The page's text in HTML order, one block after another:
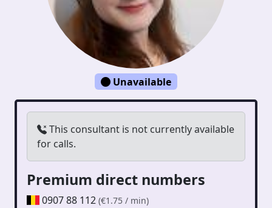
Unavailable
This consultant is not currently available
for calls.
Premium direct numbers
0907 88 112(€1.75 / min)